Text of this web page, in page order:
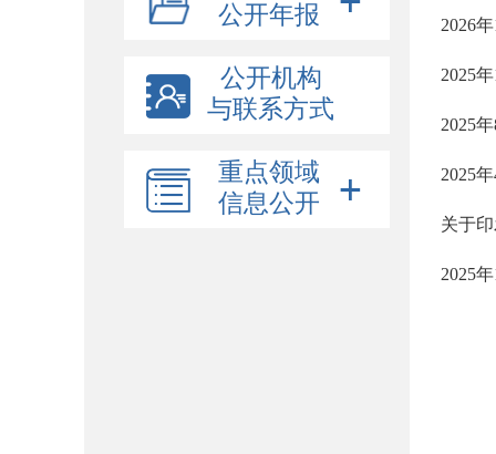
公开年报
公开机构
与联系方式
重点领域
信息公开
2026
2025
2025
2025
2025